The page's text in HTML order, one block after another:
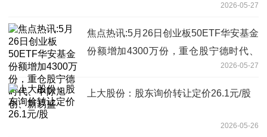
2026-05-27
焦点热讯:5月26日创业板50ETF华安基金
份额增加4300万份，重仓股宁德时代、
2026-05-27
上大股份：股东询价转让定价26.1元/股
2026-05-26